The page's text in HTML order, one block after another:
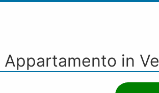
Appartamento in